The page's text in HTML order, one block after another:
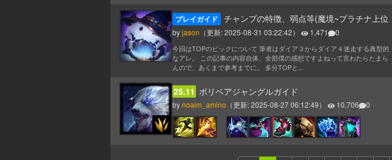
プレイガイド チャンプの特徴、弱点等(魔境~プラチナ上位
byjason （更新:2025-08-31 03:22:42） 1,471 0
今回はTOPのピックについて 筆者はダイア３からダイア４迷走する典型的
なアレ。 この記事の内容自体、全部僕の感想ですよねって言わたらたまら
んので、あくまで参考までに。 多分TOPと...
25.11 ボリベアジャングルガイド
bynoaim_amino （更新:2025-08-27 06:12:49） 10,706 0